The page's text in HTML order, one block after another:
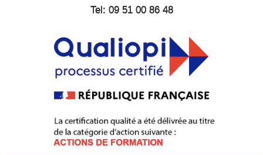
Tel: 09 51 00 86 48